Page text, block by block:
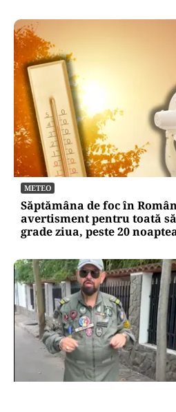
METEO
Săptămâna de foc în
avertisment pentru toată
grade ziua, peste 20